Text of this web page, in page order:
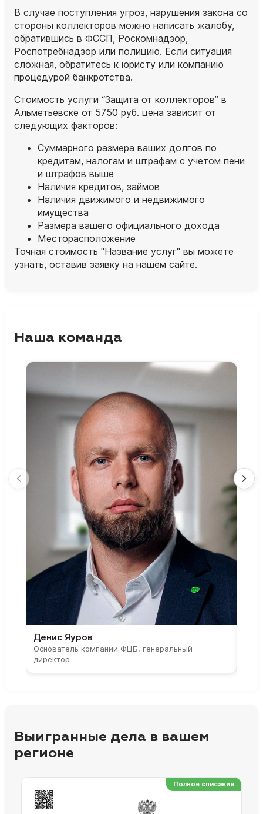
В случае поступления угроз, нарушения закона со
стороны коллекторов можно написать жалобу,
обратившись в ФССП, Роскомнадзор,
Роспотребнадзор или полицию. Если ситуация
сложная, обратитесь к юристу или компанию
процедурой банкротства.
Стоимость услуги “Защита от коллекторов” в
Альметьевске от 5750 руб. цена зависит от
следующих факторов:
Суммарного размера ваших долгов по
кредитам, налогам и штрафам с учетом пени
и штрафов выше
Наличия кредитов, займов
Наличия движимого и недвижимого
имущества
Размера вашего официального дохода
Месторасположение
Точная стоимость "Название услуг" вы можете
узнать, оставив заявку на нашем сайте.
Наша команда
Денис Яуров
Основатель компании ФЦБ, генеральный
директор
Выигранные дела в вашем
регионе
Полное списание